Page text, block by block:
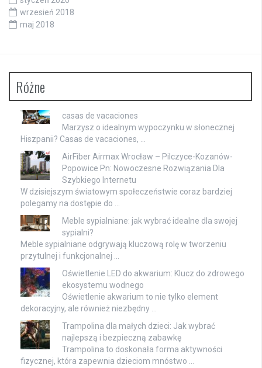
wrzesień 2018
maj 2018
Różne
casas de vacaciones
Marzysz o idealnym wypoczynku w słonecznej
Hiszpanii? Casas de vacaciones, …
AirFiber Airmax Wrocław – Pilczyce-Kozanów-
Popowice Pn: Nowoczesne Rozwiązania Dla
Szybkiego Internetu
W dzisiejszym światowym społeczeństwie coraz bardziej
polegamy na dostępie do …
Meble sypialniane: jak wybrać idealne dla swojej
sypialni?
Meble sypialniane odgrywają kluczową rolę w tworzeniu
przytulnej i funkcjonalnej …
Oświetlenie LED do akwarium: Klucz do zdrowego
ekosystemu wodnego
Oświetlenie akwarium to nie tylko element
dekoracyjny, ale również niezbędny …
Trampolina dla małych dzieci: Jak wybrać
najlepszą i bezpieczną zabawkę
Trampolina to doskonała forma aktywności
fizycznej, która zapewnia dzieciom mnóstwo …